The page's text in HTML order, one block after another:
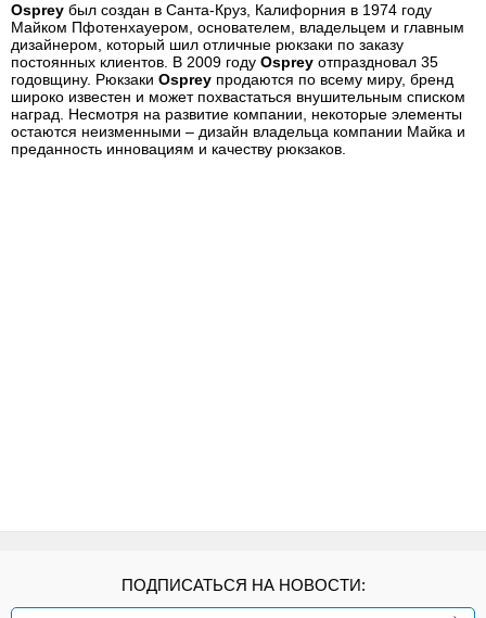
Osprey был создан в Санта-Круз, Калифорния в 1974 году
Майком Пфотенхауером, основателем, владельцем и главным
дизайнером, который шил отличные рюкзаки по заказу
постоянных клиентов. В 2009 году Osprey отпраздновал 35
годовщину. Рюкзаки Osprey продаются по всему миру, бренд
широко известен и может похвастаться внушительным списком
наград. Несмотря на развитие компании, некоторые элементы
остаются неизменными – дизайн владельца компании Майка и
преданность инновациям и качеству рюкзаков.
ПОДПИСАТЬСЯ НА НОВОСТИ: